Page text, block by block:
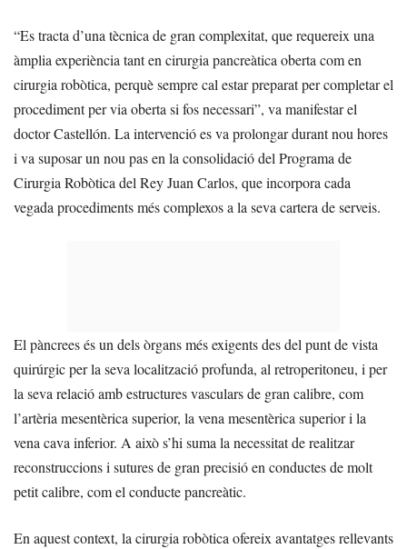
“Es tracta d’una tècnica de gran complexitat, que requereix una
àmplia experiència tant en cirurgia pancreàtica oberta com en
cirurgia robòtica, perquè sempre cal estar preparat per completar el
procediment per via oberta si fos necessari”, va manifestar el
doctor Castellón. La intervenció es va prolongar durant nou hores
i va suposar un nou pas en la consolidació del Programa de
Cirurgia Robòtica del Rey Juan Carlos, que incorpora cada
vegada procediments més complexos a la seva cartera de serveis.
El pàncrees és un dels òrgans més exigents des del punt de vista
quirúrgic per la seva localització profunda, al retroperitoneu, i per
la seva relació amb estructures vasculars de gran calibre, com
l’artèria mesentèrica superior, la vena mesentèrica superior i la
vena cava inferior. A això s’hi suma la necessitat de realitzar
reconstruccions i sutures de gran precisió en conductes de molt
petit calibre, com el conducte pancreàtic.
En aquest context, la cirurgia robòtica ofereix avantatges rellevants